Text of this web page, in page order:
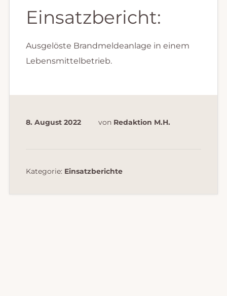
Einsatzbericht:
Ausgelöste Brandmeldeanlage in einem
Lebensmittelbetrieb.
8. August 2022 von Redaktion M.H.
Kategorie: Einsatzberichte